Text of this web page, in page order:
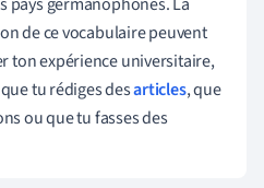
de ce vocabulaire peuvent
ton expérience universitaire,
tu rédiges desarticles, que
ou que tu fasses des